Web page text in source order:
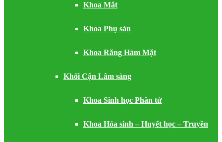
Khoa Mắt
Khoa Phụ sản
Khoa Răng Hàm Mặt
Khối Cận Lâm sàng
Khoa Sinh học Phân tử
Khoa Hóa sinh – Huyết học – Truyền